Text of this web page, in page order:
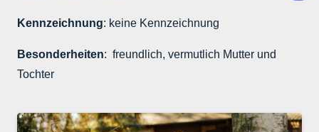
Kennzeichnung: keine Kennzeichnung
Besonderheiten: freundlich, vermutlich Mutter und
Tochter